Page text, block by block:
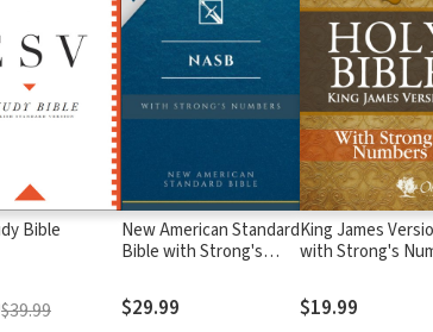
Bible
$39.99
New American Standard
Bible with Strong's
Strong's
$29.99
King James
with Strong's
$19.99